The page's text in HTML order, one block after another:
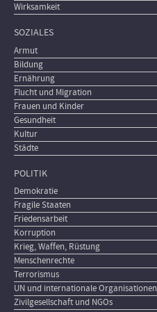
Wirksamkeit
SOZIALES
Armut
Bildung
Ernährung
Flucht und Migration
Frauen und Kinder
Gesundheit
Kultur
Städte
POLITIK
Demokratie
Fragile Staaten
Friedensarbeit
Korruption
Krieg, Waffen, Rüstung
Menschenrechte
Terrorismus
UN und internationale Organisationen
Zivilgesellschaft und NGOs